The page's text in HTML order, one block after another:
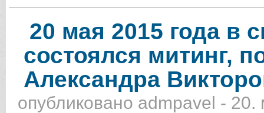
20 мая 2015 года в
состоялся митинг,
Александра
опубликовано admpavel - 20.